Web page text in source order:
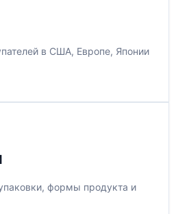
в США, Европе, Японии
формы продукта и